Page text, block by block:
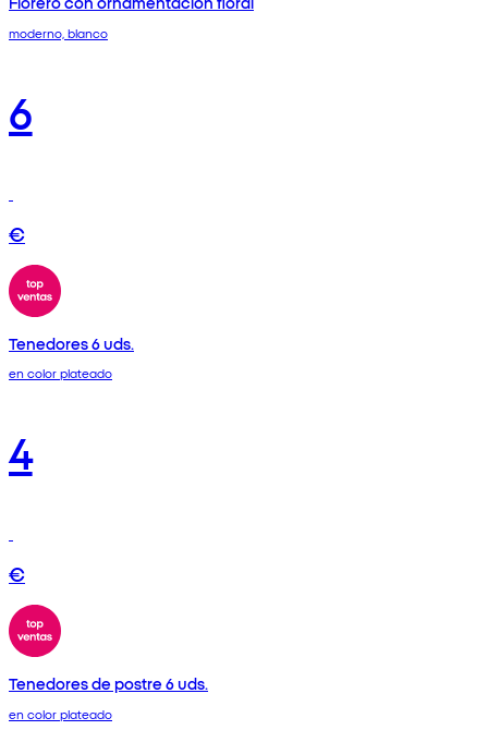
moderno, blanco
6
€
Tenedores 6 uds.
en color plateado
4
€
Tenedores de postre 6 uds.
en color plateado